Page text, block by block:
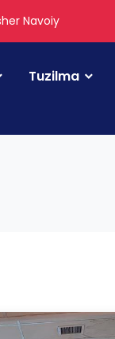
Navoiy
Tuzilma